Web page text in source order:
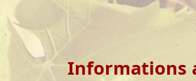
Informations